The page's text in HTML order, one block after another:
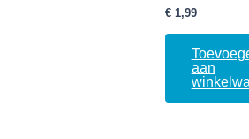
€1,99
aan